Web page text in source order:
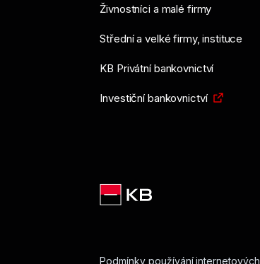
Živnostníci a malé firmy
Střední a velké firmy, instituce
KB Privátní bankovnictví
Investiční bankovnictví
Podmínky používání